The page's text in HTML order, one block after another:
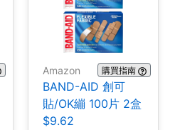
Amazon 購買指南
BAND-AID 創可
貼/OK繃 100片 2盒
$9.62